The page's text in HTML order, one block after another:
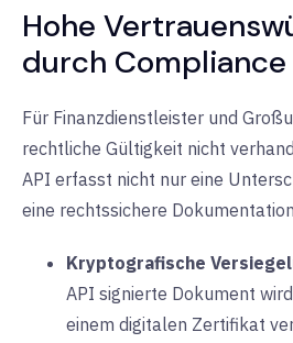
Hohe
durch Compliance
Für Finanzdienstleister und
rechtliche Gültigkeit nicht
API erfasst nicht nur eine
eine rechtssichere
Kryptografische
API signierte Dokument
einem digitalen Zertifikat